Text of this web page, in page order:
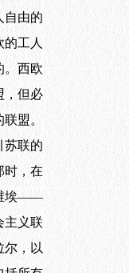
自由的
工人
。西欧
，但必
盟。
苏联的
时，在
埃——
主义联
尔，以